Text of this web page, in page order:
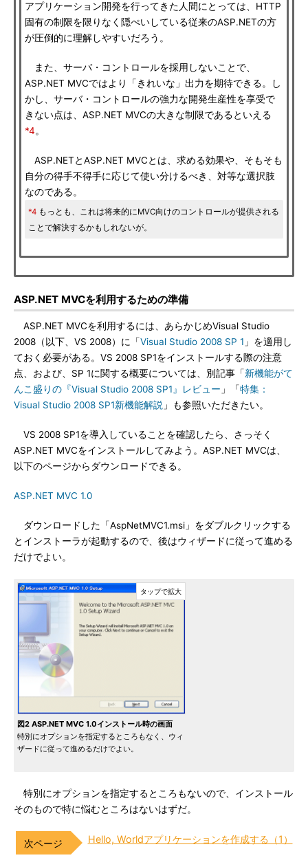
アプリケーション開発を行ってきた人間にとっては、HTTP
固有の制限を限りなく隠ぺいしている従来のASP.NETの方
が圧倒的に理解しやすいだろう。
また、サーバ・コントロールを採用しないことで、
ASP.NET MVCではより「きれいな」出力を期待できる。し
かし、サーバ・コントロールの強力な開発生産性を享受で
きない点は、ASP.NET MVCの大きな制限であるといえる
*4。
ASP.NETとASP.NET MVCとは、求める効果や、そもそも
自分の得手不得手に応じて使い分けるべき、対等な選択肢
なのである。
*4 もっとも、これは将来的にMVC向けのコントロールが提供される
ことで解決するかもしれないが。
ASP.NET MVCを利用するための準備
ASP.NET MVCを利用するには、あらかじめVisual Studio
2008（以下、VS 2008）に「Visual Studio 2008 SP 1 」を適用し
ておく必要がある。VS 2008 SP1をインストールする際の注意
点、および、SP 1に関する概要については、別記事「新機能がて
んこ盛りの『Visual Studio 2008 SP1』レビュー 」「特集：
Visual Studio 2008 SP1新機能解説 」も参照いただきたい。
VS 2008 SP1を導入していることを確認したら、さっそく
ASP.NET MVCをインストールしてみよう。ASP.NET MVCは、
以下のページからダウンロードできる。
ASP.NET MVC 1.0
ダウンロードした「AspNetMVC1.msi」をダブルクリックする
とインストーラが起動するので、後はウィザードに従って進める
だけでよい。
図2 ASP.NET MVC 1.0インストール時の画面
特別にオプションを指定するところもなく、ウィ
ザードに従って進めるだけでよい。
特別にオプションを指定するところもないので、インストール
そのもので特に悩むところはないはずだ。
Hello, Worldアプリケーションを作成する（1）